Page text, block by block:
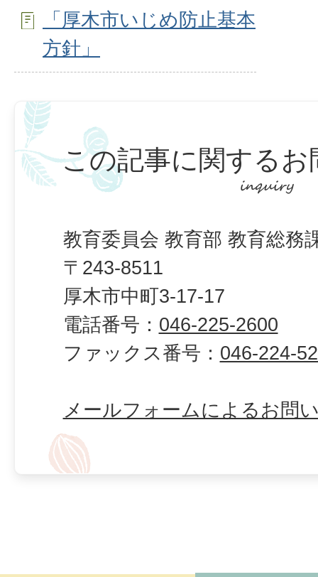
「厚木市いじめ防止基本
方針」
この記事に関するお
教育委員会 教育部 教育総務
〒243-8511
厚木市中町3-17-17
電話番号： 046-225-2600
ファックス番号： 046-224-
メールフォームによるお問